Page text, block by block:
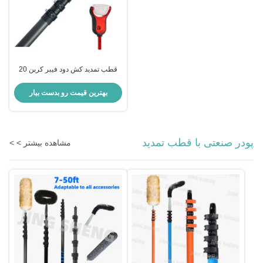
قطب تمدید کش دود فیبر کربن 20
بهترین قیمت رو بدست بیار
پودر صنعتی با قطب تمدید مشاهده بیشتر > >